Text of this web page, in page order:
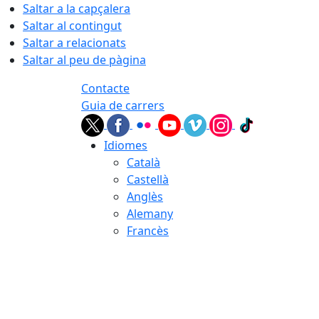
Saltar a la capçalera
Saltar al contingut
Saltar a relacionats
Saltar al peu de pàgina
Contacte
Guia de carrers
Idiomes
Català
Castellà
Anglès
Alemany
Francès